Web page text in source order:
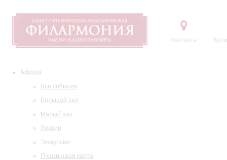
Контакты
Афиша
Все события
Большой зал
Малый зал
Лекции
Экскурсии
Пушкинская карта